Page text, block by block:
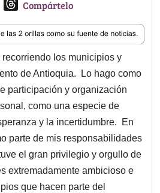
T
r
e
a
d
s
Compártelo
los municipios y
de Antioquia. Lo hago como
participación y organización
como una especie de
y la incertidumbre. En
parte de mis responsabilidades
el gran privilegio y orgullo de
extremadamente ambicioso e
que hacen parte del